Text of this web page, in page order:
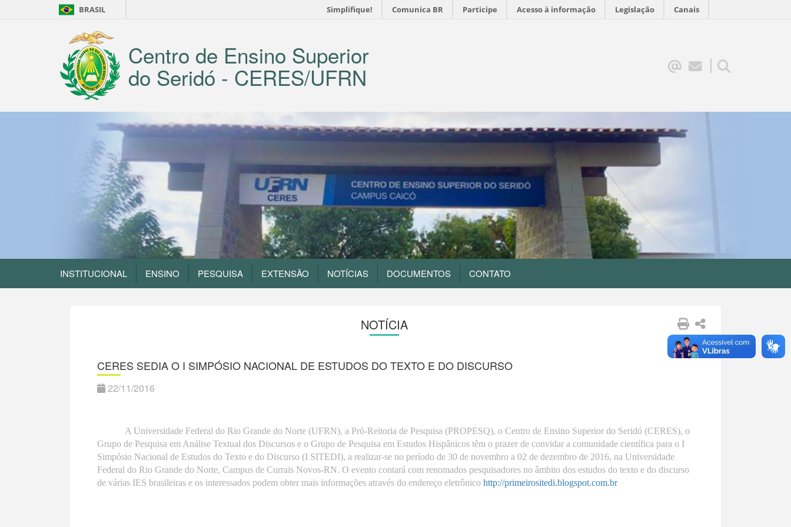
BRASIL Simplifique! Comunica BR Participe Acesso à informação Legislação Canais
Centro de Ensino Superior
do Seridó - CERES/UFRN
INSTITUCIONAL ENSINO PESQUISA EXTENSÃO NOTÍCIAS DOCUMENTOS CONTATO
NOTÍCIA
CERES SEDIA O I SIMPÓSIO NACIONAL DE ESTUDOS DO TEXTO E DO DISCURSO
22/11/2016
A Universidade Federal do Rio Grande do Norte (UFRN), a Pró-Reitoria de Pesquisa (PROPESQ), o Centro de Ensino Superior do Seridó (CERES), o
Grupo de Pesquisa em Análise Textual dos Discursos e o Grupo de Pesquisa em Estudos Hispânicos têm o prazer de convidar a comunidade científica para o I
Simpósio Nacional de Estudos do Texto e do Discurso (I SITEDI), a realizar-se no período de 30 de novembro a 02 de dezembro de 2016, na Universidade
Federal do Rio Grande do Norte, Campus de Currais Novos-RN. O evento contará com renomados pesquisadores no âmbito dos estudos do texto e do discurso
de várias IES brasileiras e os interessados podem obter mais informações através do endereço eletrônicohttp://primeirositedi.blogspot.com.br